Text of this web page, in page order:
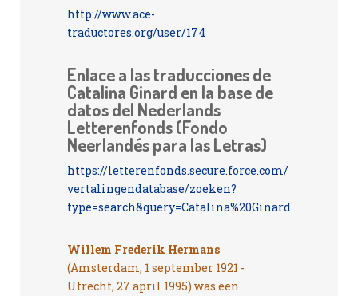
http://www.ace-
traductores.org/user/174
Enlace a las traducciones de
Catalina Ginard en la base de
datos del Nederlands
Letterenfonds (Fondo
Neerlandés para las Letras)
https://letterenfonds.secure.force.com/
vertalingendatabase/zoeken?
type=search&query=Catalina%20Ginard
Willem Frederik Hermans
(Amsterdam, 1 september 1921 -
Utrecht, 27 april 1995) was een